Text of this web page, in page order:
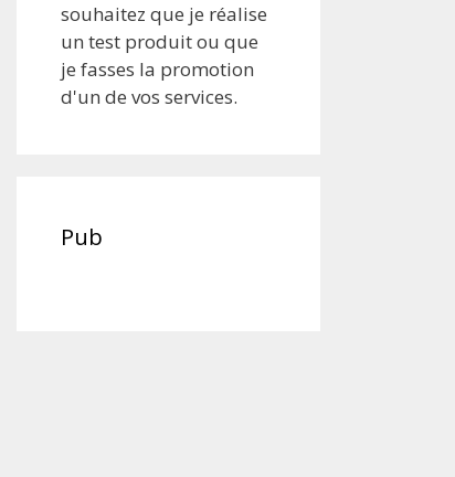
souhaitez que je réalise
un test produit ou que
je fasses la promotion
d'un de vos services.
Pub